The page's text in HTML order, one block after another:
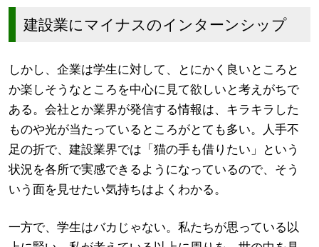
建設業にマイナスのインターンシップ
しかし、企業は学生に対して、とにかく良いところと
か楽しそうなところを中心に見て欲しいと考えがちで
ある。会社とか業界が発信する情報は、キラキラした
ものや光が当たっているところがとても多い。人手不
足の折で、建設業界では「猫の手も借りたい」という
状況を各所で実感できるようになっているので、そう
いう面を見せたい気持ちはよくわかる。
一方で、学生はバカじゃない。私たちが思っている以